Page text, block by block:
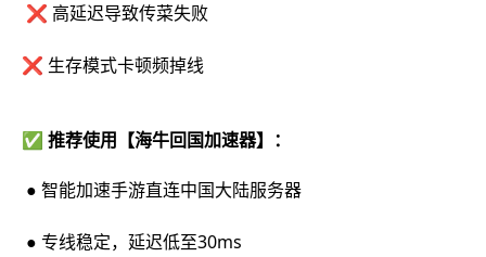
❌ 高延迟导致传菜失败
❌ 生存模式卡顿频掉线
✅ 推荐使用【海牛回国加速器】：
● 智能加速手游直连中国大陆服务器
● 专线稳定，延迟低至30ms